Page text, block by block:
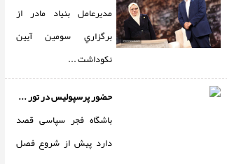
مديرعامل بنياد مادر از
برگزاري سومين آيين
نكوداشت ...
حضور پرسپولیس در تور ...
باشگاه فجر سپاسی قصد
دارد پیش از شروع فصل